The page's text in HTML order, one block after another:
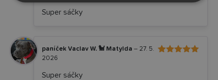
z 5
Super sáčky
paníček Vaclav W. 🐩 Matylda – 27. 5.
2026
Super sáčky